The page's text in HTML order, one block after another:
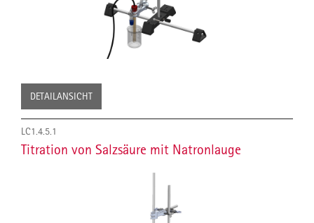
DETAILANSICHT
LC1.4.5.1
Titration von Salzsäure mit Natronlauge